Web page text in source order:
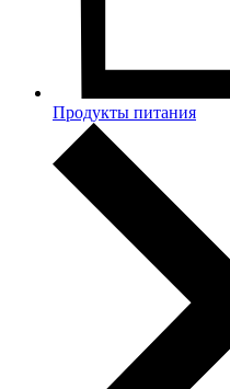
Продукты питания